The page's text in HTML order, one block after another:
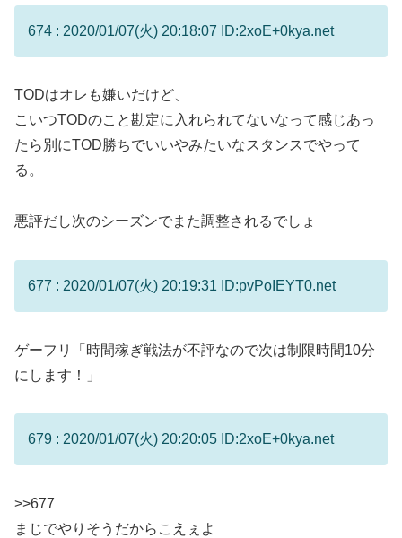
674 : 2020/01/07(火) 20:18:07 ID:2xoE+0kya.net
TODはオレも嫌いだけど、
こいつTODのこと勘定に入れられてないなって感じあっ
たら別にTOD勝ちでいいやみたいなスタンスでやって
る。
悪評だし次のシーズンでまた調整されるでしょ
677 : 2020/01/07(火) 20:19:31 ID:pvPoIEYT0.net
ゲーフリ「時間稼ぎ戦法が不評なので次は制限時間10分
にします！」
679 : 2020/01/07(火) 20:20:05 ID:2xoE+0kya.net
>>677
まじでやりそうだからこえぇよ